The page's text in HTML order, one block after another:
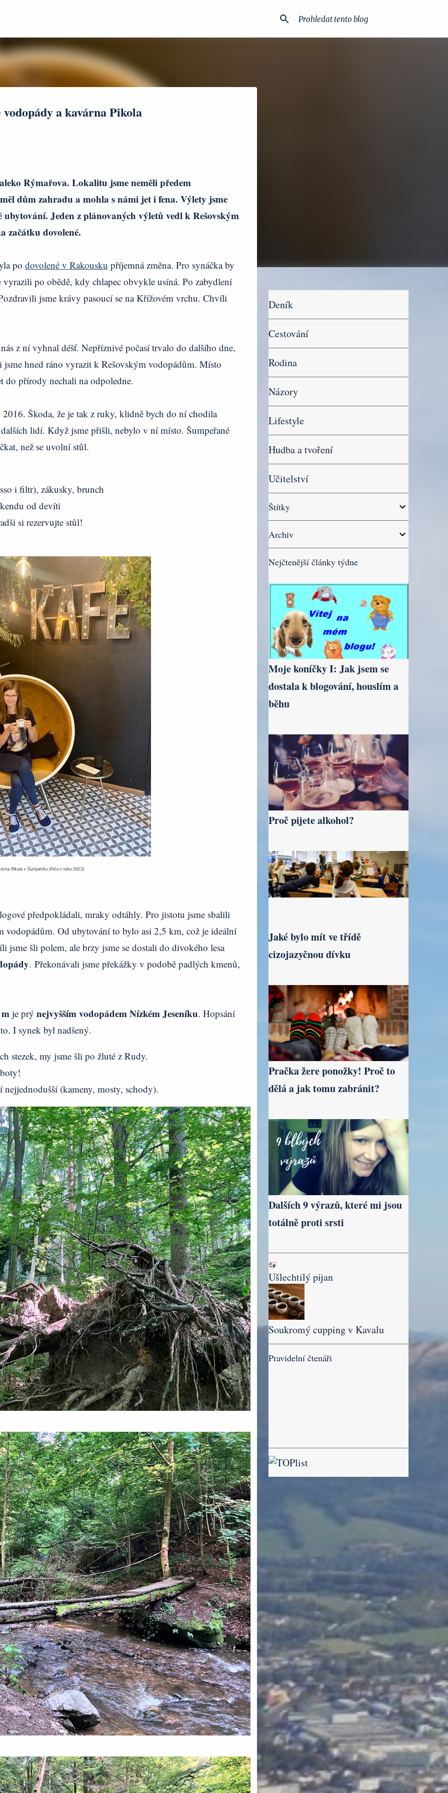
vodopády a kavárna Pikola
Rýmařova. Lokalitu jsme neměli předem
dům zahradu a mohla s námi jet i fena. Výlety jsme
Jeden z plánovaných výletů vedl k Rešovským
začátku dovolené.
po dovolené v Rakousku příjemná změna. Pro synáčka by
po obědě, kdy chlapec obvykle usíná. Po zabydlení
jsme krávy pasoucí se na Křížovém vrchu. Chvíli
z ní vyhnal déšť. Nepříznivé počasí trvalo do dalšího dne,
hned ráno vyrazit k Rešovským vodopádům. Místo
do přírody nechali na odpoledne.
Škoda, že je tak z ruky, klidně bych do ní chodila
lidí. Když jsme přišli, nebylo v ní místo. Šumpeřané
než se uvolní stůl.
i filtr), zákusky, brunch
od devíti
si rezervujte stůl!
Pikola v Šumperku (foto z roku 2023)
předpokládali, mraky odtáhly. Pro jistotu jsme sbalili
vodopádům. Od ubytování to bylo asi 2,5 km, což je ideální
jsme šli polem, ale brzy jsme se dostali do divokého lesa
. Překonávali jsme překážky v podobě padlých kmenů,
je prý nejvyšším vodopádem Nízkém Jeseníku. Hopsání
I synek byl nadšený.
stezek, my jsme šli po žluté z Rudy.
(kameny, mosty, schody).
Deník
Cestování
Rodina
Názory
Lifestyle
Hudba a tvoření
Učitelství
Štítky
Archiv
Nejčtenější články týdne
Moje koníčky I: Jak jsem se
dostala k blogování, houslím a
běhu
Proč pijete alkohol?
Jaké bylo mít ve třídě
cizojazyčnou dívku
Pračka žere ponožky! Proč to
dělá a jak tomu zabránit?
Dalších 9 výrazů, které mi jsou
totálně proti srsti
Ušlechtilý pijan
Soukromý cupping v Kavalu
Pravidelní čtenáři